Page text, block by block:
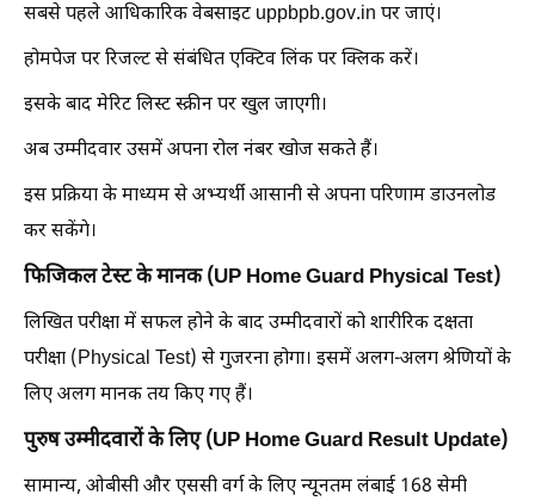
सबसे पहले आधिकारिक वेबसाइट uppbpb.gov.in पर जाएं।
होमपेज पर रिजल्ट से संबंधित एक्टिव लिंक पर क्लिक करें।
इसके बाद मेरिट लिस्ट स्क्रीन पर खुल जाएगी।
अब उम्मीदवार उसमें अपना रोल नंबर खोज सकते हैं।
इस प्रक्रिया के माध्यम से अभ्यर्थी आसानी से अपना परिणाम डाउनलोड
कर सकेंगे।
फिजिकल टेस्ट के मानक (UP Home Guard Physical Test)
लिखित परीक्षा में सफल होने के बाद उम्मीदवारों को शारीरिक दक्षता
परीक्षा (Physical Test) से गुजरना होगा। इसमें अलग-अलग श्रेणियों के
लिए अलग मानक तय किए गए हैं।
पुरुष उम्मीदवारों के लिए (UP Home Guard Result Update)
सामान्य, ओबीसी और एससी वर्ग के लिए न्यूनतम लंबाई 168 सेमी